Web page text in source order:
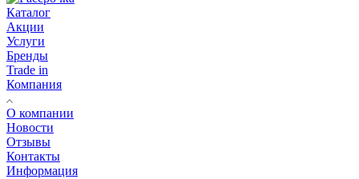
Каталог
Акции
Услуги
Бренды
Trade in
Компания
О компании
Новости
Отзывы
Контакты
Информация